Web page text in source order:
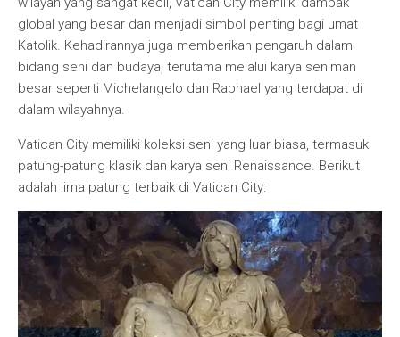
global yang besar dan menjadi simbol penting bagi umat
Katolik. Kehadirannya juga memberikan pengaruh dalam
bidang seni dan budaya, terutama melalui karya seniman
besar seperti Michelangelo dan Raphael yang terdapat di
dalam wilayahnya.
Vatican City memiliki koleksi seni yang luar biasa, termasuk
patung-patung klasik dan karya seni Renaissance. Berikut
adalah lima patung terbaik di Vatican City: